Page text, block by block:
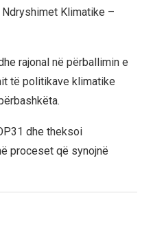
Klimatike –
rajonal në përballimin e
të politikave klimatike
dhe theksoi
proceset që synojnë